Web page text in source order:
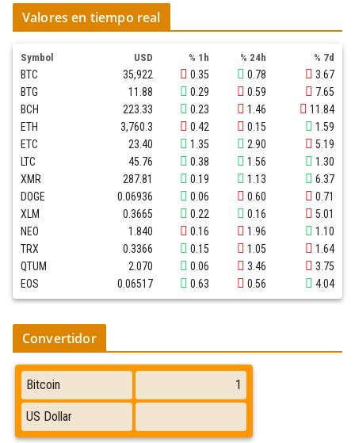
Valores en tiempo real
Symbol USD % 1h % 24h % 7d
BTC 35,922 0.35 0.78
3.67
BTG
11.88 0.29 0.59
7.65
BCH
223.33 0.23 1.46
11.84
ETH
3,760.3 0.42 0.15
1.59
ETC
23.40 1.35 2.90
5.19
LTC
45.76 0.38 1.56
1.30
XMR
287.81 0.19 1.13
6.37
DOGE
0.06936 0.06 0.60
0.71
XLM
0.3665 0.22 0.16
5.01
NEO
1.840 0.16 1.96
1.10
TRX
0.3366 0.15 1.05
1.64
QTUM
2.070 0.06 3.46
3.75
EOS
0.06517 0.63 0.56 4.04
Convertidor